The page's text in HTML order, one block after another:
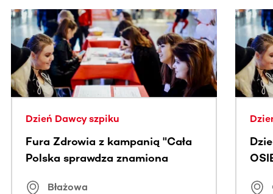
Ta sekcja zawiera treści przewijane w poziomie. Użyj
Dzień Dawcy szpiku
Fura Zdrowia z kampanią "Cała
Polska sprawdza znamiona
Błażowa